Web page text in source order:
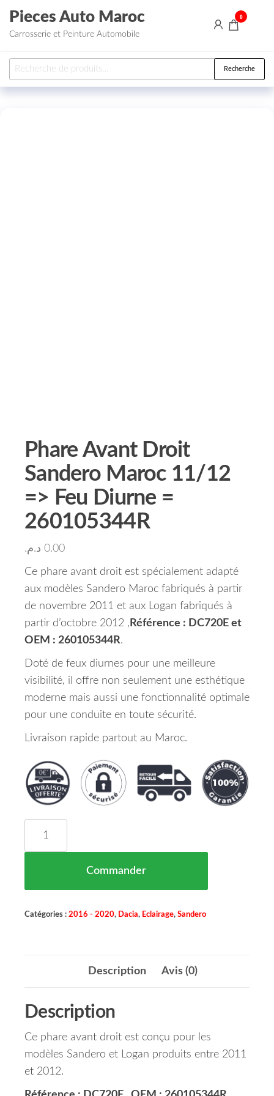
Aller au contenu
Pieces Auto Maroc
Carrosserie et Peinture Automobile
0
Recherche pour : Recherche
Phare Avant Droit
Sandero Maroc 11/12
=> Feu Diurne =
260105344R
0.00 د.م.
Ce phare avant droit est spécialement adapté
aux modèles Sandero Maroc fabriqués à partir
de novembre 2011 et aux Logan fabriqués à
partir d’octobre 2012 , Référence : DC720E et
OEM : 260105344R.
Doté de feux diurnes pour une meilleure
visibilité, il offre non seulement une esthétique
moderne mais aussi une fonctionnalité optimale
pour une conduite en toute sécurité.
Livraison rapide partout au Maroc.
Commander
Catégories : 2016 - 2020, Dacia, Eclairage, Sandero
Description Avis (0)
Description
Ce phare avant droit est conçu pour les
modèles Sandero et Logan produits entre 2011
et 2012.